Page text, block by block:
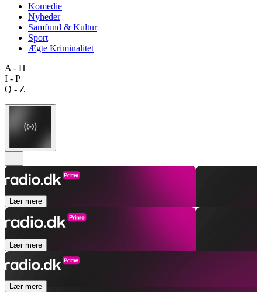
Komedie
Nyheder
Samfund & Kultur
Sport
Ægte Kriminalitet
A - H
I - P
Q - Z
Lær mere
Lær mere
Lær mere